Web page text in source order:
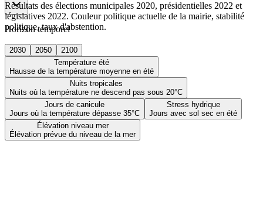
Horizon temporel
2030 2050
2100
Température été
Hausse de la température moyenne en été
Nuits tropicales
Nuits où la température ne descend pas sous 20°C
Jours de canicule
Jours où la température dépasse 35°C
Stress hydrique
Jours avec sol sec en été
Élévation niveau mer
Élévation prévue du niveau de la mer
Résultats des élections municipales 2020, présidentielles 2022 et
législatives 2022. Couleur politique actuelle de la mairie, stabilité
politique, taux d'abstention.